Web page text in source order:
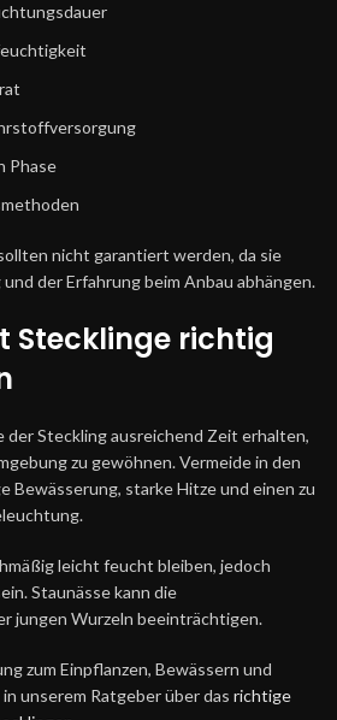
Phase
nicht garantiert werden, da sie
der Erfahrung beim Anbau abhängen.
Stecklinge richtig
der Steckling ausreichend Zeit erhalten,
zu gewöhnen. Vermeide in den
Bewässerung, starke Hitze und einen zu
leicht feucht bleiben, jedoch
Staunässe kann die
jungen Wurzeln beeinträchtigen.
zum Einpflanzen, Bewässern und
unserem Ratgeber über das richtige